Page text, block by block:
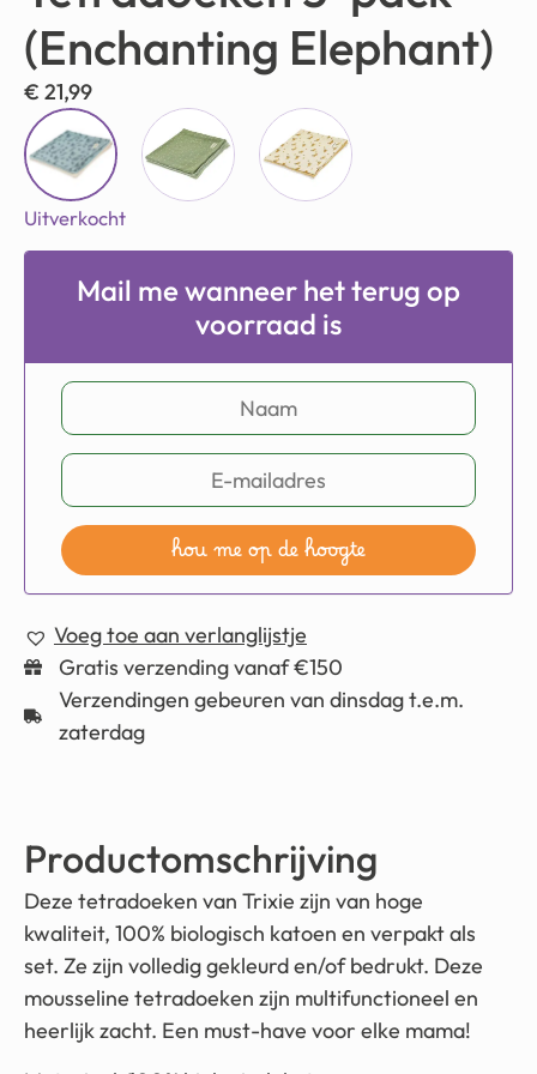
(Enchanting Elephant)
€ 21,99
Uitverkocht
Mail me wanneer het terug op
voorraad is
hou me op de hoogte
Voeg toe aan verlanglijstje
Gratis verzending vanaf €150
Verzendingen gebeuren van dinsdag t.e.m.
zaterdag
Productomschrijving
Deze tetradoeken van Trixie zijn van hoge
kwaliteit, 100% biologisch katoen en verpakt als
set. Ze zijn volledig gekleurd en/of bedrukt. Deze
mousseline tetradoeken zijn multifunctioneel en
heerlijk zacht. Een must-have voor elke mama!